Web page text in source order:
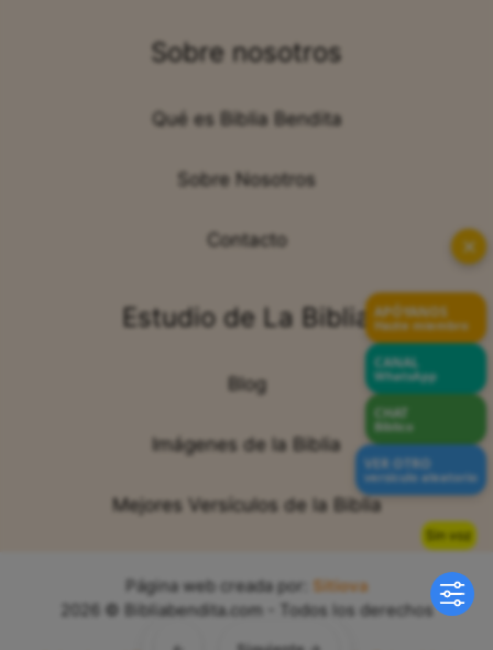
Sin voz
Sobre nosotros
Qué es Biblia Bendita
Sobre Nosotros
Contacto
Estudio de La Biblia
Blog
Imágenes de la Biblia
Mejores Versículos de la Biblia
Página web creada por:
Sitiova
2026 © Bibliabendita.com - Todos los derechos
✕
APÓYANOS
Hazte miembro
CANAL
WhatsApp
CHAT
Bíblico
VER OTRO
versículo aleatorio